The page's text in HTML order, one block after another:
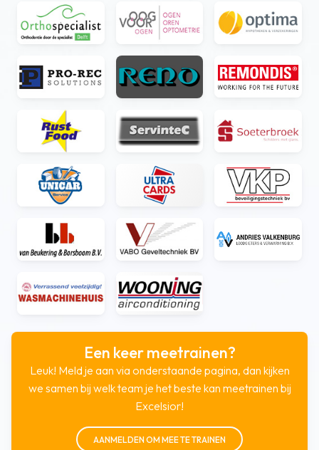
Een keer meetrainen?
Leuk! Meld je aan via onderstaande pagina, dan kijken
we samen bij welk team je het beste kan meetrainen bij
Excelsior!
AANMELDEN OM MEE TE TRAINEN